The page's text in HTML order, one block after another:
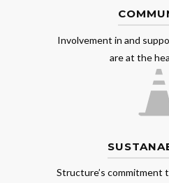
Involvement in and
are at the
Structure’s commitment